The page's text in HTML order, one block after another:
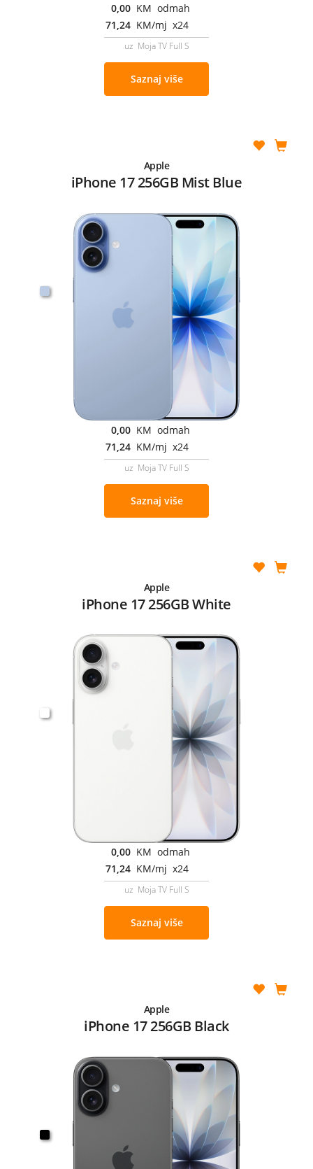
0,00 KM odmah
71,24 KM/mj x24
uz Moja TV Full S
Saznaj više
Apple
iPhone 17 256GB Mist Blue
0,00 KM odmah
71,24 KM/mj x24
uz Moja TV Full S
Saznaj više
Apple
iPhone 17 256GB White
0,00 KM odmah
71,24 KM/mj x24
uz Moja TV Full S
Saznaj više
Apple
iPhone 17 256GB Black